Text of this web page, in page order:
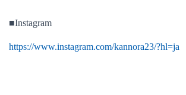
■Instagram
https://www.instagram.com/kannora23/?hl=ja